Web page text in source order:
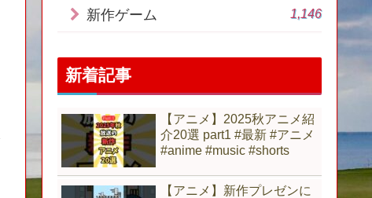
新作ゲーム 1,146
新着記事
【アニメ】2025秋アニメ紹
介20選 part1 #最新 #アニメ
#anime #music #shorts
【アニメ】新作プレゼンに